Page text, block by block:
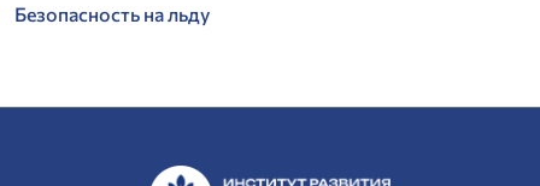
Безопасность на льду